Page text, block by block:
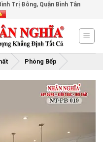
Trị Đông, Quận Bình Tân
Phòng Bếp